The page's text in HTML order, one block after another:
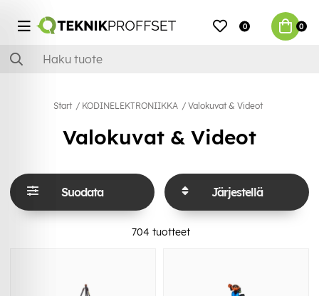
0 0
Start KODINELEKTRONIIKKA Valokuvat & Videot
Valokuvat & Videot
Suodata Järjestellä
704 tuotteet